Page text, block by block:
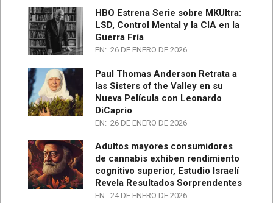
HBO Estrena Serie sobre MKUltra:
LSD, Control Mental y la CIA en la
Guerra Fría
EN: 26 DE ENERO DE 2026
Paul Thomas Anderson Retrata a
las Sisters of the Valley en su
Nueva Película con Leonardo
DiCaprio
EN: 26 DE ENERO DE 2026
Adultos mayores consumidores
de cannabis exhiben rendimiento
cognitivo superior, Estudio Israelí
Revela Resultados Sorprendentes
EN: 24 DE ENERO DE 2026